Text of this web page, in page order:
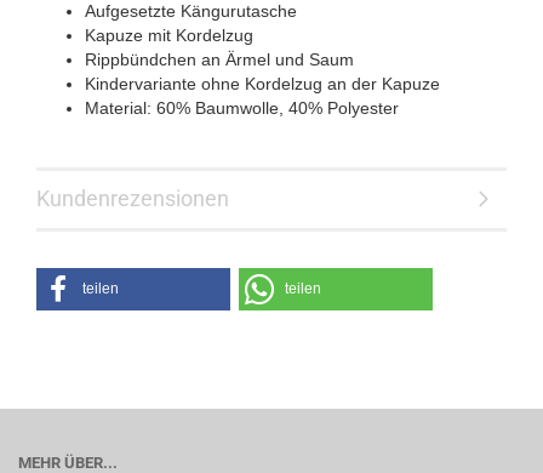
Aufgesetzte Kängurutasche
Kapuze mit Kordelzug
Rippbündchen an Ärmel und Saum
Kindervariante ohne Kordelzug an der Kapuze
Material: 60% Baumwolle, 40% Polyester
Kundenrezensionen
teilen teilen
MEHR ÜBER...